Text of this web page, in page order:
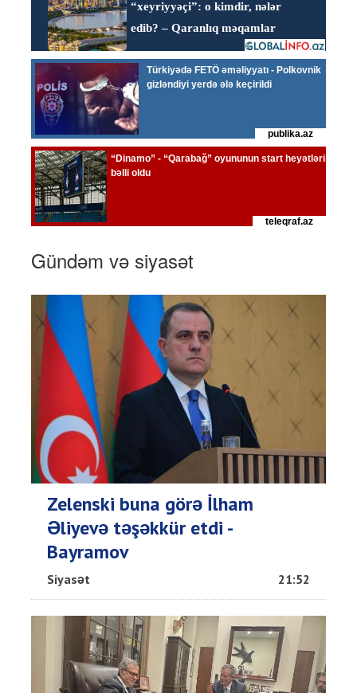
Gündəm və siyasət
Zelenski buna görə İlham
Əliyevə təşəkkür etdi -
Bayramov
Siyasət 21:52